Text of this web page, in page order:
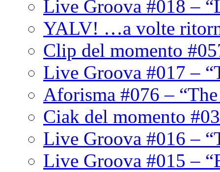
Live Groova #018 –
YALV! …a volte
Clip del momento
Live Groova #017 –
Aforisma #076 –
Ciak del momento
Live Groova #016 –
Live Groova #015 –